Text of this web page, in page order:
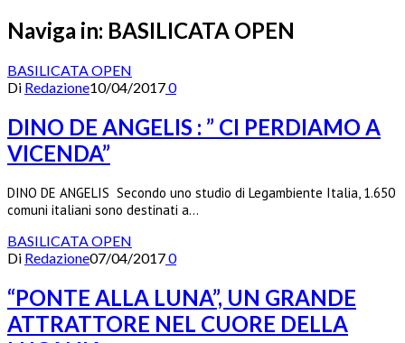
Naviga in: BASILICATA OPEN
BASILICATA OPEN
Di Redazione10/04/20170
DINO DE ANGELIS : ” CI PERDIAMO A
VICENDA”
DINO DE ANGELIS Secondo uno studio di Legambiente Italia, 1.650
comuni italiani sono destinati a…
BASILICATA OPEN
Di Redazione07/04/20170
“PONTE ALLA LUNA”, UN GRANDE
ATTRATTORE NEL CUORE DELLA